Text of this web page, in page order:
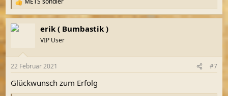
R
e
a
k
e
:
erik ( Bumbastik )
VIP User
22 Februar 2021 #7
Glückwunsch zum Erfolg